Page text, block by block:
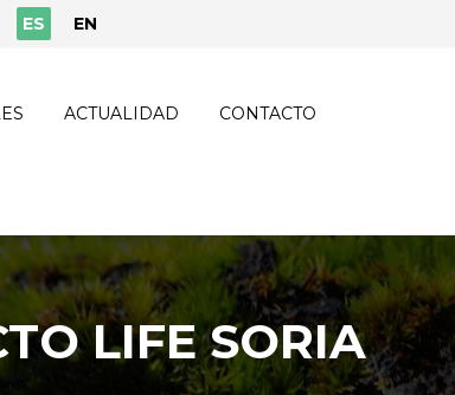
ES EN
ACTUALIDAD CONTACTO
LIFE SORIA